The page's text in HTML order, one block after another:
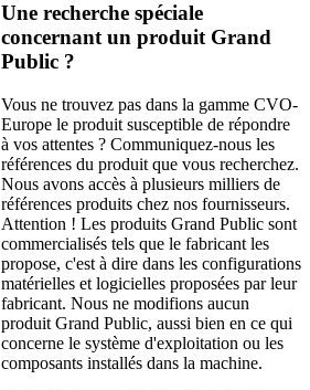
Une recherche spéciale
concernant un produit Grand
Public ?
Vous ne trouvez pas dans la gamme CVO-
Europe le produit susceptible de répondre
à vos attentes ? Communiquez-nous les
références du produit que vous recherchez.
Nous avons accès à plusieurs milliers de
références produits chez nos fournisseurs.
Attention ! Les produits Grand Public sont
commercialisés tels que le fabricant les
propose, c'est à dire dans les configurations
matérielles et logicielles proposées par leur
fabricant. Nous ne modifions aucun
produit Grand Public, aussi bien en ce qui
concerne le système d'exploitation ou les
composants installés dans la machine.